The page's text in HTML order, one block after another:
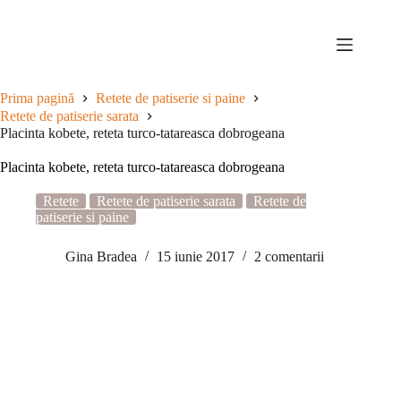
Prima pagină
Retete de patiserie si paine
Retete de patiserie sarata
Placinta kobete, reteta turco-tatareasca dobrogeana
Placinta kobete, reteta turco-tatareasca dobrogeana
Retete Retete de patiserie sarata
Retete de
patiserie si paine
Gina Bradea 15 iunie 2017 2 comentarii